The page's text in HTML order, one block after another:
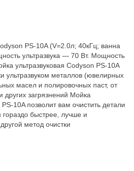
PS-10A (V=2.0л; 40кГц; ванна
ультразвука ― 70 Вт. Мощность
ультразвуковая Codyson PS-10A
ультразвуком металлов (ювелирных
масел и полировочных паст, от
загрязнений Мойка
10A позволит вам очистить детали
гораздо быстрее, лучше и
метод очистки